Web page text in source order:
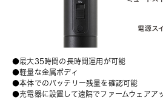
●最大35時間の長時間運用が可能
●軽量な金属ボディ
●本体でのバッテリー残量を確認可能
●充電器に設置して遠隔でファームウェアア